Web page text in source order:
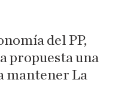
del PP,
propuesta una
mantener La